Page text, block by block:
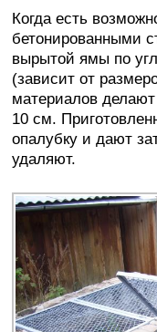
Когда есть
бетонированными
вырытой ямы по
(зависит от
материалов
10 см.
опалубку и дают
удаляют.